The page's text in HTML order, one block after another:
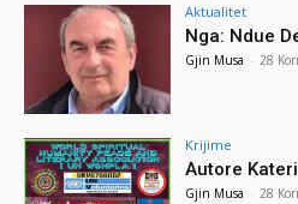
Aktualitet
Nga: Ndue
Gjin Musa - 28
Krijime
Autore
Gjin Musa - 28